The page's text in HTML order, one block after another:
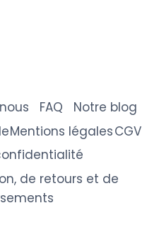
FAQ
Notre blog
Mentions légalesCGV
de retours et de